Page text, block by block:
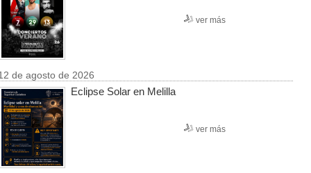
ver más
de agosto de 2026
Eclipse Solar en Melilla
ver más